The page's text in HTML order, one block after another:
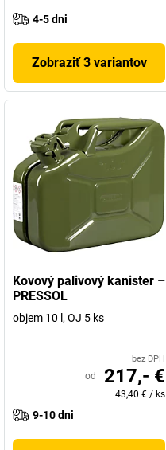
4-5 dni
Zobraziť 3 variantov
Kovový palivový kanister –
PRESSOL
objem 10 l, OJ 5 ks
bez DPH
od 217,- €
43,40 € / ks
9-10 dni